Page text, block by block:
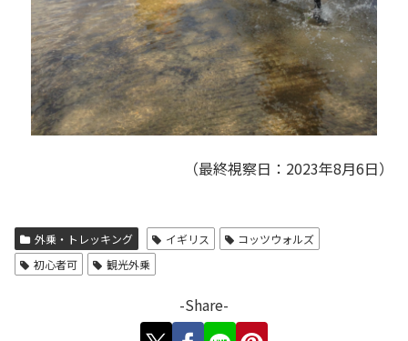
（最終視察日：2023年8月6日）
外乗・トレッキング イギリス
コッツウォルズ
初心者可
観光外乗
-Share-